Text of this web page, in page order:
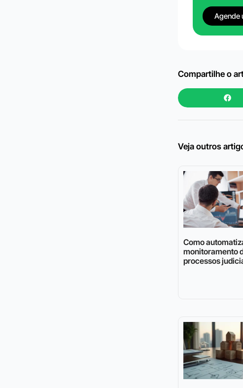
Agende
Compartilhe o
Veja outros
Como
monitoramento
processos